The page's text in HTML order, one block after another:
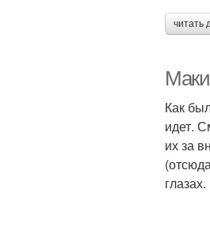
читать
Как
идет.
их за
глазах.